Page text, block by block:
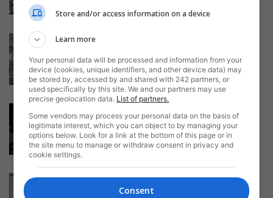
Sergiu N. Balaban 07/02/2026
Diaspora se oprește la copiii
Sergiu N. Balaban - 06/02/2026
un moment în care nu mai...
Sergiu N. Balaban - 06/02/2026
„În Italia ai grijă cu românii” sau
solidaritatea care nu se...
Store and/or access information on a device
Learn more
Your personal data will be processed and information from your
device (cookies, unique identifiers, and other device data) may
be stored by, accessed by and shared with 242 partners, or
used specifically by this site. We and our partners may use
precise geolocation data. List of partners.
Some vendors may process your personal data on the basis of
legitimate interest, which you can object to by managing your
options below. Look for a link at the bottom of this page or in
the site menu to manage or withdraw consent in privacy and
cookie settings.
Consent